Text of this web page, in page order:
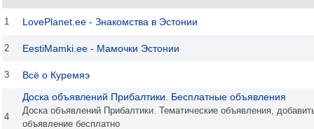
1 LovePlanet.ee - Знакомства в Эстонии
2 EestiMamki.ee - Мамочки Эстонии
3 Всё о Куремяэ
4
Доска объявлений Прибалтики. Бесплатные объявления
Доска объявлений Прибалтики. Тематические объявления,
объявление бесплатно